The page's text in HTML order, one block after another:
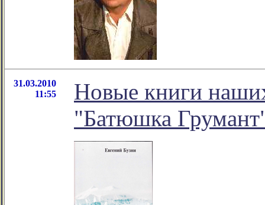
31.03.2010
11:55
Новые книги
"Батюшка